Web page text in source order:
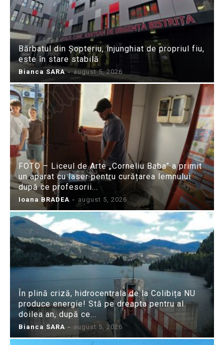
Bărbatul din Șopteriu, înjunghiat de propriul fiu,
este în stare stabilă
Bianca SARA - august 5, 2026
FOTO – Liceul de Arte „Corneliu Baba” a primit
un aparat cu laser pentru curățarea lemnului
după ce profesorii...
Ioana BRADEA - august 5, 2026
În plină criză, hidrocentrala de la Colibița NU
produce energie! Stă pe dreapta pentru al
doilea an, după ce...
Bianca SARA - august 5, 2026